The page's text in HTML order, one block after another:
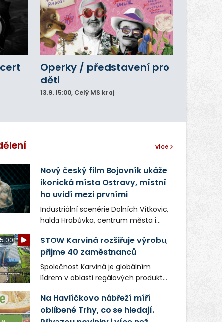
Operky / představení pro
děti
13.9. 15:00, Celý MS kraj
více
Nový český film Bojovník ukáže
ikonická místa Ostravy, místní
ho uvidí mezi prvními
Industriální scenérie Dolních Vítkovic,
halda Hrabůvka, centrum města i
v novém filmu Bojovník, který vstoupí
do kin už 13. srpna. Režiséři Vojtěch
Frič a Tomáš Dianiška si
moravskoslezskou metropoli
atmosféra se stala přirozenou
součástí příběhu bývalého
boxerského šampiona Hoffa (Milan
STOW Karviná rozšiřuje výrobu,
přijme 40 zaměstnanců
Společnost Karviná je globálním
lídrem v oblasti regálových produktů
zaměstnavatelem na Karvinsku a
firmou s obrovským potenciálem.
Na Havlíčkovo nábřeží míří
oblíbené Trhy, co se hledají.